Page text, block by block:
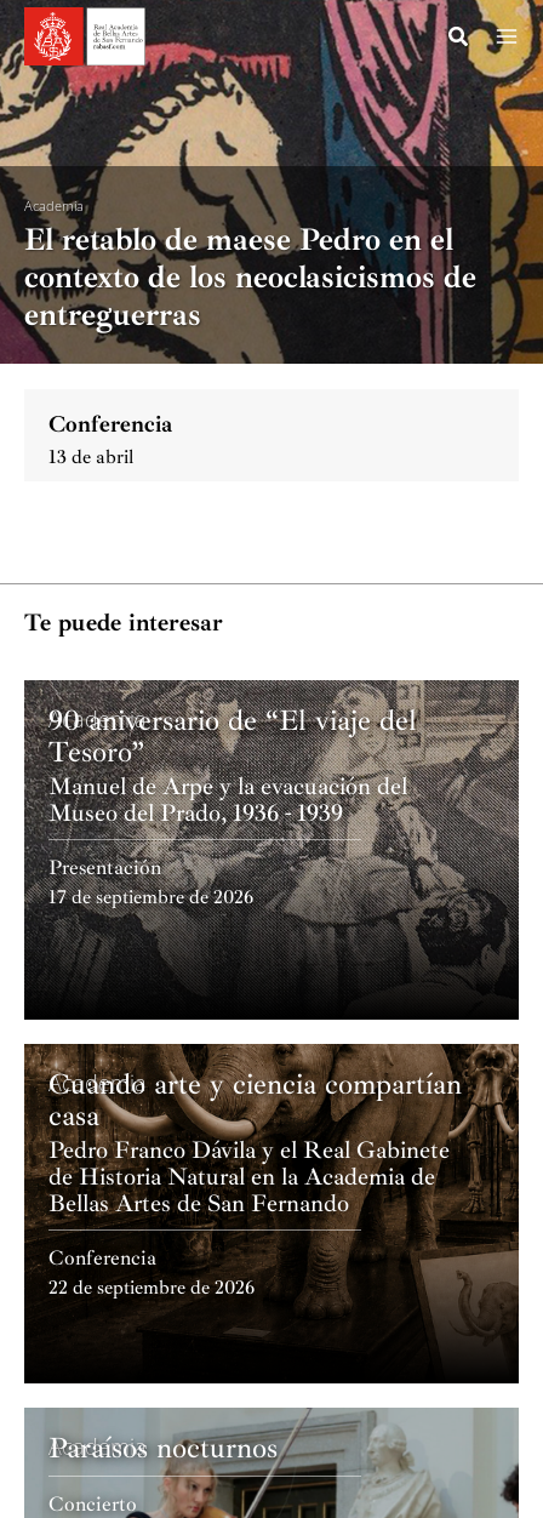
Ir
al
contenido
Academia
El retablo de maese Pedro en el
contexto de los neoclasicismos de
entreguerras
Conferencia
13 de abril
Te puede interesar
Academia
90 aniversario de “El viaje del
Tesoro”
Manuel de Arpe y la evacuación del
Museo del Prado, 1936 - 1939
Presentación
17 de septiembre de 2026
Academia
Cuando arte y ciencia compartían
casa
Pedro Franco Dávila y el Real Gabinete
de Historia Natural en la Academia de
Bellas Artes de San Fernando
Conferencia
22 de septiembre de 2026
Academia
Paraísos nocturnos
Concierto